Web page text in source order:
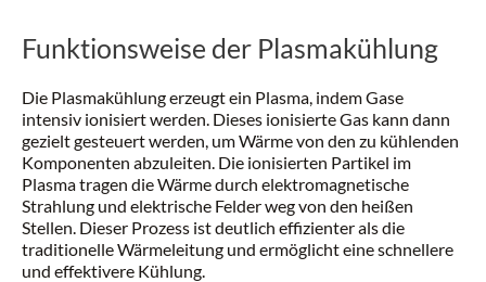
Funktionsweise der Plasmakühlung
Die Plasmakühlung erzeugt ein Plasma, indem Gase
intensiv ionisiert werden. Dieses ionisierte Gas kann dann
gezielt gesteuert werden, um Wärme von den zu kühlenden
Komponenten abzuleiten. Die ionisierten Partikel im
Plasma tragen die Wärme durch elektromagnetische
Strahlung und elektrische Felder weg von den heißen
Stellen. Dieser Prozess ist deutlich effizienter als die
traditionelle Wärmeleitung und ermöglicht eine schnellere
und effektivere Kühlung.